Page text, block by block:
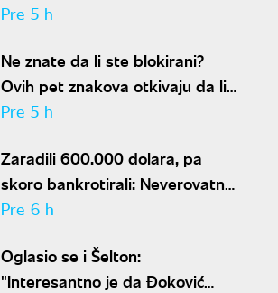
niža od one koju pokazuju naši
Pre 5 h
Ne znate da li ste blokirani?
Ovih pet znakova otkivaju da li
se nalazite na nečijoj "crnoj listi"
Pre 5 h
Zaradili 600.000 dolara, pa
skoro bankrotirali: Neverovatna
ispovest Meta Dejmona o paklu
Pre 6 h
Oglasio se i Šelton:
"Interesantno je da Đoković